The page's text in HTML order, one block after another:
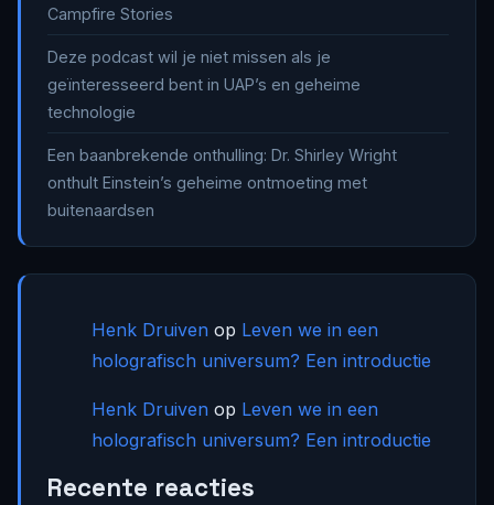
Campfire Stories
Deze podcast wil je niet missen als je
geïnteresseerd bent in UAP’s en geheime
technologie
Een baanbrekende onthulling: Dr. Shirley Wright
onthult Einstein’s geheime ontmoeting met
buitenaardsen
Henk Druiven op Leven we in een
holografisch universum? Een introductie
Henk Druiven op Leven we in een
holografisch universum? Een introductie
Recente reacties